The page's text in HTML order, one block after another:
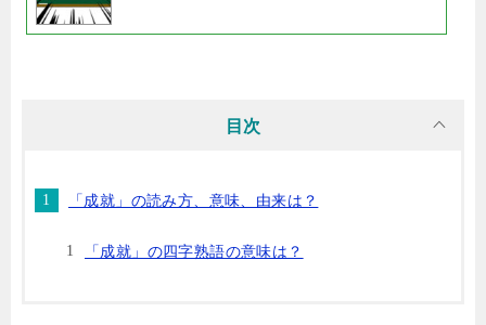
目次
「成就」の読み方、意味、由来は？
「成就」の四字熟語の意味は？